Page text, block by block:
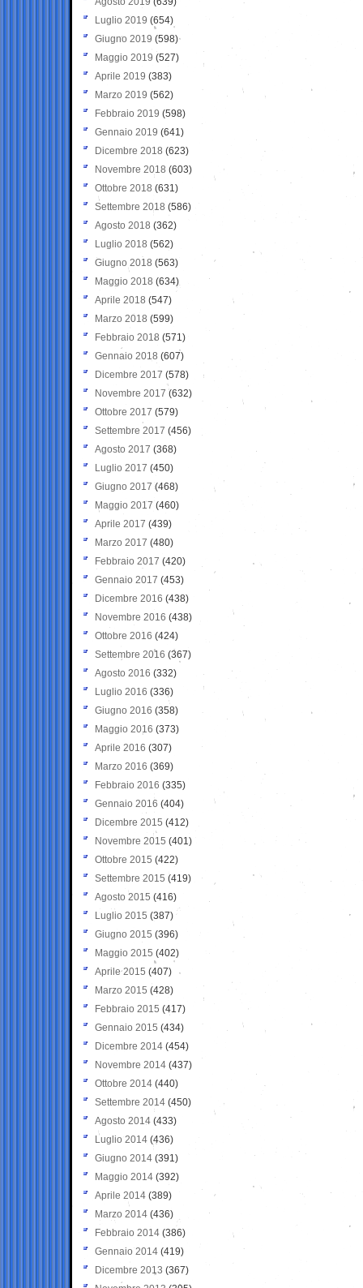
Luglio 2019 (654)
Giugno 2019 (598)
Maggio 2019 (527)
Aprile 2019 (383)
Marzo 2019 (562)
Febbraio 2019 (598)
Gennaio 2019 (641)
Dicembre 2018 (623)
Novembre 2018 (603)
Ottobre 2018 (631)
Settembre 2018 (586)
Agosto 2018 (362)
Luglio 2018 (562)
Giugno 2018 (563)
Maggio 2018 (634)
Aprile 2018 (547)
Marzo 2018 (599)
Febbraio 2018 (571)
Gennaio 2018 (607)
Dicembre 2017 (578)
Novembre 2017 (632)
Ottobre 2017 (579)
Settembre 2017 (456)
Agosto 2017 (368)
Luglio 2017 (450)
Giugno 2017 (468)
Maggio 2017 (460)
Aprile 2017 (439)
Marzo 2017 (480)
Febbraio 2017 (420)
Gennaio 2017 (453)
Dicembre 2016 (438)
Novembre 2016 (438)
Ottobre 2016 (424)
Settembre 2016 (367)
Agosto 2016 (332)
Luglio 2016 (336)
Giugno 2016 (358)
Maggio 2016 (373)
Aprile 2016 (307)
Marzo 2016 (369)
Febbraio 2016 (335)
Gennaio 2016 (404)
Dicembre 2015 (412)
Novembre 2015 (401)
Ottobre 2015 (422)
Settembre 2015 (419)
Agosto 2015 (416)
Luglio 2015 (387)
Giugno 2015 (396)
Maggio 2015 (402)
Aprile 2015 (407)
Marzo 2015 (428)
Febbraio 2015 (417)
Gennaio 2015 (434)
Dicembre 2014 (454)
Novembre 2014 (437)
Ottobre 2014 (440)
Settembre 2014 (450)
Agosto 2014 (433)
Luglio 2014 (436)
Giugno 2014 (391)
Maggio 2014 (392)
Aprile 2014 (389)
Marzo 2014 (436)
Febbraio 2014 (386)
Gennaio 2014 (419)
Dicembre 2013 (367)